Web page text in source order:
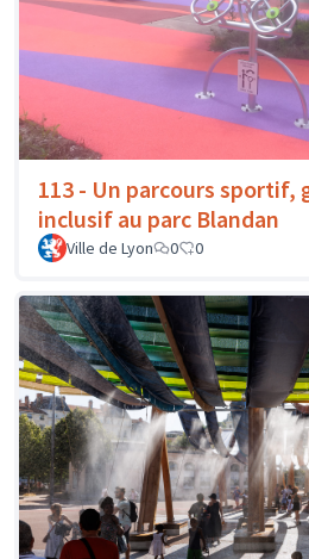
113 - Un parcours sportif,
inclusif au parc Blandan
Ville de Lyon 0 0